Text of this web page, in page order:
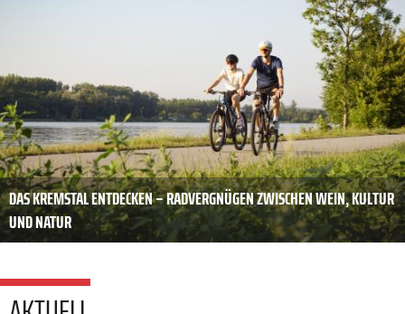
DAS KREMSTAL ENTDECKEN – RADVERGNÜGEN ZWISCHEN WEIN, KULTUR
UND NATUR